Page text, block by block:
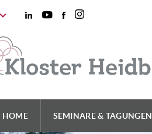
HOME SEMINARE & TAGUNGEN